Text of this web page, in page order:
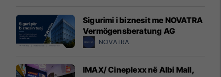
Sigurimi i biznesit me NOVATRA
Vermögensberatung AG
NOVATRA
IMAX/ Cineplexx në Albi Mall,